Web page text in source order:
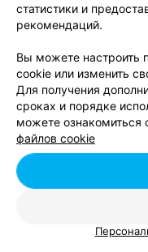
статистики и
рекомендаций.
Вы можете настроить
cookie или изменить
Для получения
сроках и порядке
можете ознакомиться
файлов cookie